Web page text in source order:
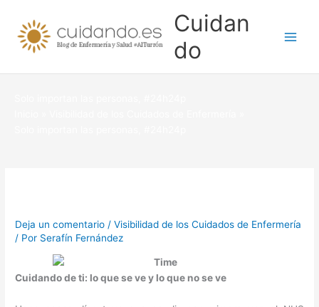
contenido
Cuidan
do
Deja un comentario /Visibilidad de los Cuidados de Enfermería
/ Por Serafín Fernández
Cuidando de ti: lo que se ve y lo que no se ve